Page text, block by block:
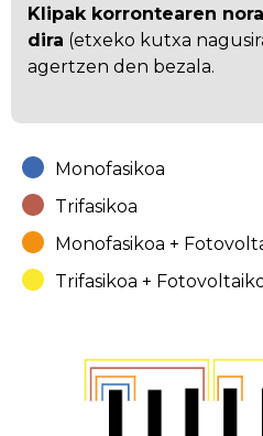
Klipak korrontearen
dira (etxeko kutxa
agertzen den bezala.
Monofasikoa
Trifasikoa
Monofasikoa +
Trifasikoa +